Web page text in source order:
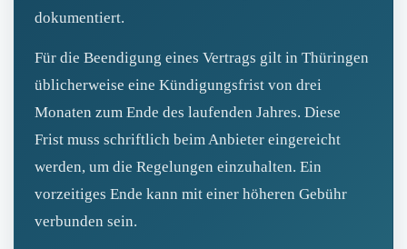
dokumentiert.
Für die Beendigung eines Vertrags gilt in Thüringen
üblicherweise eine Kündigungsfrist von drei
Monaten zum Ende des laufenden Jahres. Diese
Frist muss schriftlich beim Anbieter eingereicht
werden, um die Regelungen einzuhalten. Ein
vorzeitiges Ende kann mit einer höheren Gebühr
verbunden sein.